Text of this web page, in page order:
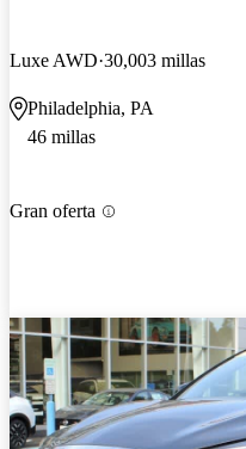
Luxe AWD 30,003 millas
Philadelphia, PA
46 millas
Gran oferta